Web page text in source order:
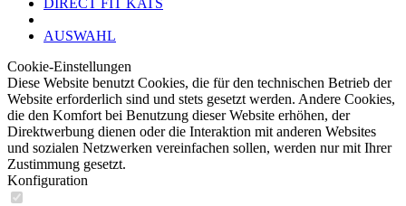
DIRECT FIT KATS
AUSWAHL
Cookie-Einstellungen
Diese Website benutzt Cookies, die für den technischen Betrieb der
Website erforderlich sind und stets gesetzt werden. Andere Cookies,
die den Komfort bei Benutzung dieser Website erhöhen, der
Direktwerbung dienen oder die Interaktion mit anderen Websites
und sozialen Netzwerken vereinfachen sollen, werden nur mit Ihrer
Zustimmung gesetzt.
Konfiguration